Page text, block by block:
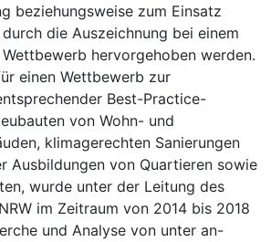
beziehungsweise zum Einsatz
die Auszeichnung bei einem
hervorgehoben werden.
einen Wettbewerb zur
Best-Practice-
von Wohn- und
klimagerechten Sanierungen
Ausbildungen von Quartieren sowie
wurde unter der Leitung des
im Zeitraum von 2014 bis 2018
und Analyse von unter an-